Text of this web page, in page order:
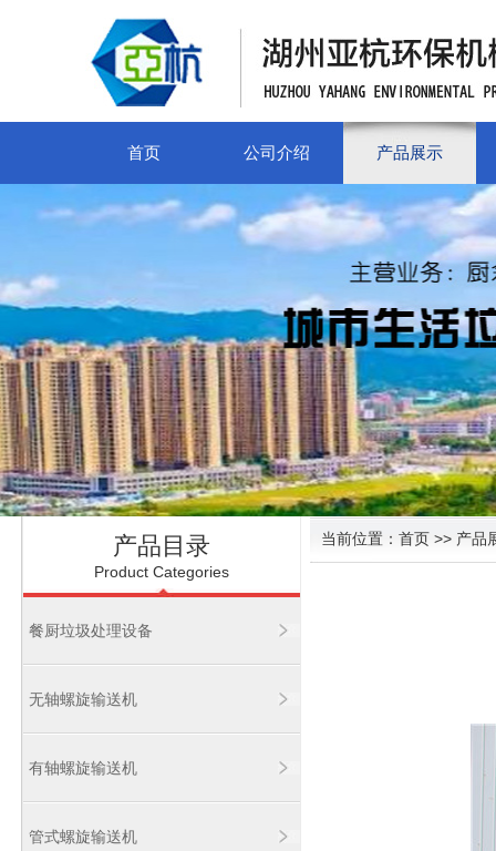
首页 公司介绍 产品展示
产品目录
Product Categories
餐厨垃圾处理设备
无轴螺旋输送机
有轴螺旋输送机
管式螺旋输送机
当前位置： 首页 >> 产品